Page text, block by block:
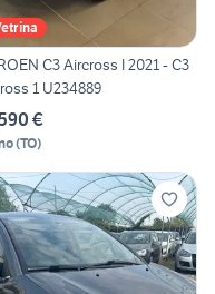
C3 Aircross I 2021 - C3
1 U234889
€
(TO)